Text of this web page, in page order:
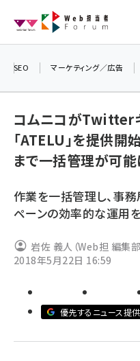
ン
seo (3519)
youtube (2425)
セミナー (2301)
meo (1274)
SEO マーケティング／広告
コムニコがTwitter
「ATELU」を提供開
まで一括管理が可能
作業を一括管理し、事
ペーンの効率的な運用
岩佐 義人（Web担 編集部
2018年5月22日 16:59
優先するニュース提